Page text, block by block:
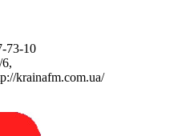
73-10
krainafm.com.ua/